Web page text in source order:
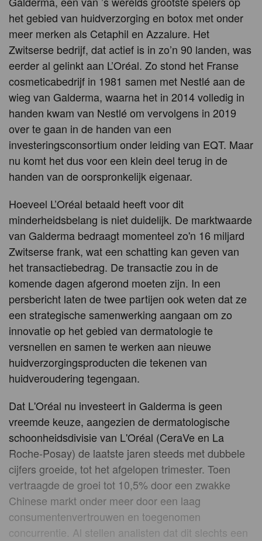
het gebied van huidverzorging en botox met onder
meer merken als Cetaphil en Azzalure. Het
Zwitserse bedrijf, dat actief is in zo’n 90 landen, was
eerder al gelinkt aan L’Oréal. Zo stond het Franse
cosmeticabedrijf in 1981 samen met Nestlé aan de
wieg van Galderma, waarna het in 2014 volledig in
handen kwam van Nestlé om vervolgens in 2019
over te gaan in de handen van een
investeringsconsortium onder leiding van EQT. Maar
nu komt het dus voor een klein deel terug in de
handen van de oorspronkelijk eigenaar.
Hoeveel L’Oréal betaald heeft voor dit
minderheidsbelang is niet duidelijk. De marktwaarde
van Galderma bedraagt momenteel zo'n 16 miljard
Zwitserse frank, wat een schatting kan geven van
het transactiebedrag. De transactie zou in de
komende dagen afgerond moeten zijn. In een
persbericht laten de twee partijen ook weten dat ze
een strategische samenwerking aangaan om zo
innovatie op het gebied van dermatologie te
versnellen en samen te werken aan nieuwe
huidverzorgingsproducten die tekenen van
huidveroudering tegengaan.
Dat L'Oréal nu investeert in Galderma is geen
vreemde keuze, aangezien de dermatologische
schoonheidsdivisie van L'Oréal (CeraVe en La
Roche-Posay) de laatste jaren steeds met dubbele
cijfers groeide, tot het afgelopen trimester. Toen
vertraagde de groei tot 10,5% door een zwakke
Chinese markt onder meer door een laag
consumentenvertrouwen en toegenomen
concurrentie. Al stellen analisten dat dit slechts een